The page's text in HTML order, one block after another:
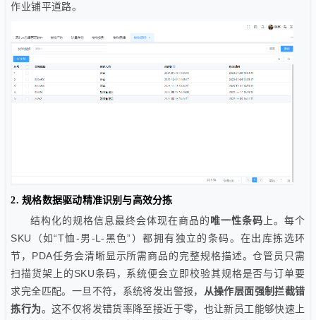
作业铺平道路。
2. 规格数据驱动精准识别与高效分拣
结构化的规格信息最终会体现在商品的唯一性条码 上。每个
SKU（如“T恤-男-L-黑色”）都拥有独立的条码。在出库拣选环
节，PDA任务会清晰显示所需商品的完整规格描述。仓管员只需
扫描货架上的SKU条码，系统便会立即校验其规格是否与订单要
求完全匹配。一旦不符，系统将发出警报， 从操作层面强制拦截错
拣行为。这不仅将发错货率降至接近于零，也让新员工能够快速上